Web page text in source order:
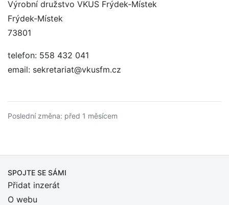
Výrobní družstvo VKUS Frýdek-Místek
Frýdek-Místek
73801
telefon: 558 432 041
email: sekretariat@vkusfm.cz
Poslední změna: před 1 měsícem
SPOJTE SE SÁMI
Přidat inzerát
O webu